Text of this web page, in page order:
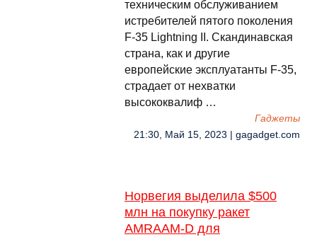
техническим обслуживанием
истребителей пятого поколения
F-35 Lightning II. Скандинавская
страна, как и другие
европейские эксплуатанты F-35,
страдает от нехватки
высококвалиф …
Гаджеты
21:30, Май 15, 2023 | gagadget.com
Норвегия выделила $500
млн на покупку ракет
AMRAAM-D для